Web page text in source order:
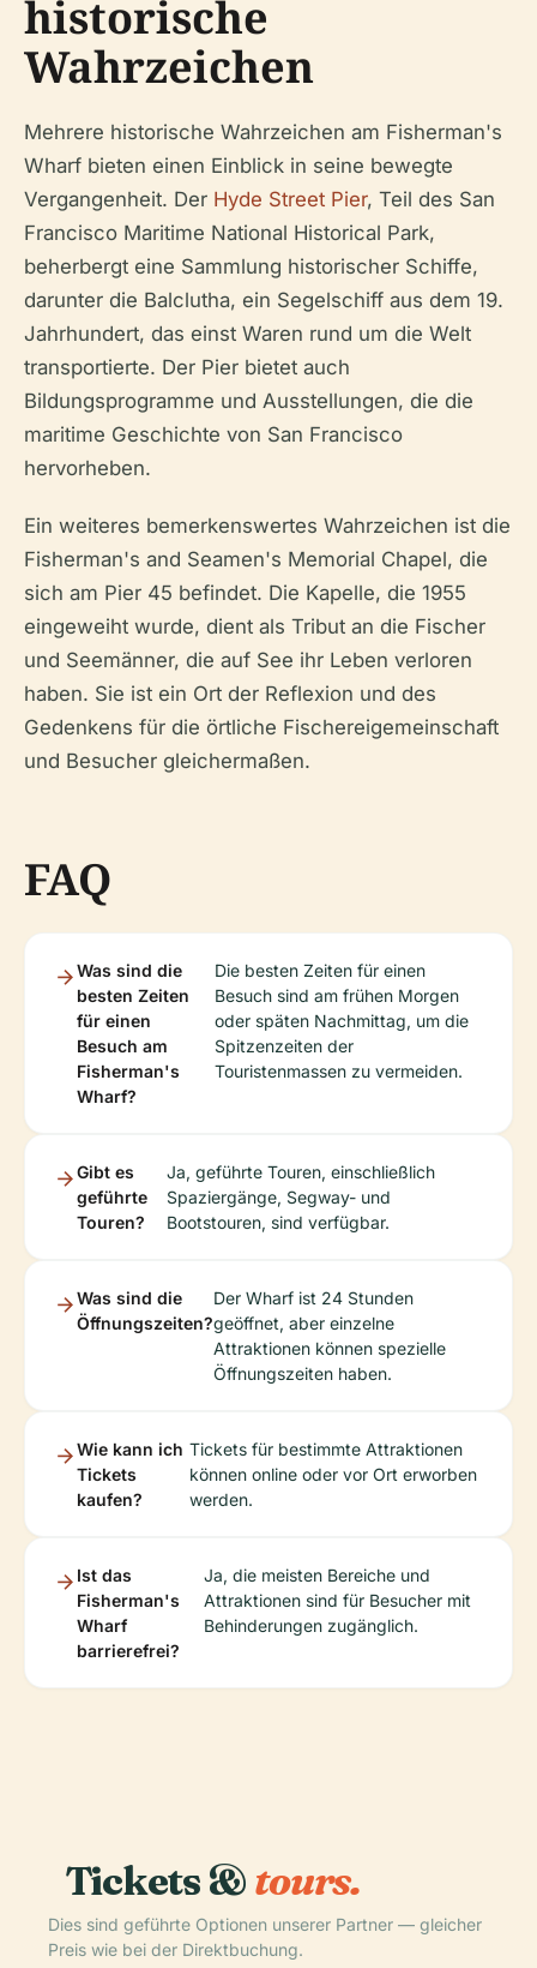
historische
Wahrzeichen
Mehrere historische Wahrzeichen am Fisherman's
Wharf bieten einen Einblick in seine bewegte
Vergangenheit. Der Hyde Street Pier, Teil des San
Francisco Maritime National Historical Park,
beherbergt eine Sammlung historischer Schiffe,
darunter die Balclutha, ein Segelschiff aus dem 19.
Jahrhundert, das einst Waren rund um die Welt
transportierte. Der Pier bietet auch
Bildungsprogramme und Ausstellungen, die die
maritime Geschichte von San Francisco
hervorheben.
Ein weiteres bemerkenswertes Wahrzeichen ist die
Fisherman's and Seamen's Memorial Chapel, die
sich am Pier 45 befindet. Die Kapelle, die 1955
eingeweiht wurde, dient als Tribut an die Fischer
und Seemänner, die auf See ihr Leben verloren
haben. Sie ist ein Ort der Reflexion und des
Gedenkens für die örtliche Fischereigemeinschaft
und Besucher gleichermaßen.
FAQ
Was sind die
besten Zeiten
für einen
Besuch am
Fisherman's
Wharf?
Die besten Zeiten für einen
Besuch sind am frühen Morgen
oder späten Nachmittag, um die
Spitzenzeiten der
Touristenmassen zu vermeiden.
Gibt es
geführte
Touren?
Ja, geführte Touren, einschließlich
Spaziergänge, Segway- und
Bootstouren, sind verfügbar.
Was sind die
Öffnungszeiten?
Der Wharf ist 24 Stunden
geöffnet, aber einzelne
Attraktionen können spezielle
Öffnungszeiten haben.
Wie kann ich
Tickets
kaufen?
Tickets für bestimmte Attraktionen
können online oder vor Ort erworben
werden.
Ist das
Fisherman's
Wharf
barrierefrei?
Ja, die meisten Bereiche und
Attraktionen sind für Besucher mit
Behinderungen zugänglich.
Tickets &tours.
Dies sind geführte Optionen unserer Partner — gleicher
Preis wie bei der Direktbuchung.